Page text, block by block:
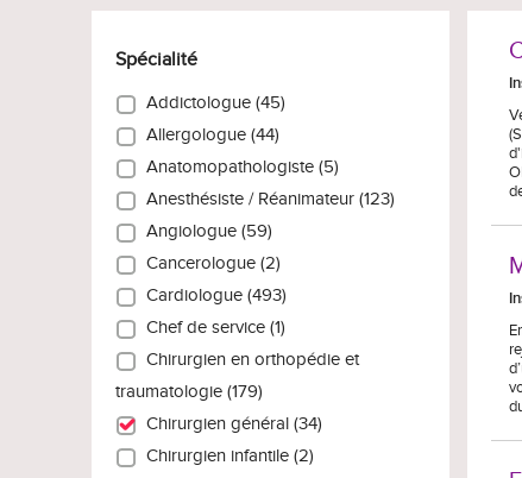
Spécialité
Addictologue (45)
Allergologue (44)
Anatomopathologiste (5)
Anesthésiste / Réanimateur (123)
Angiologue (59)
Cancerologue (2)
Cardiologue (493)
Chef de service (1)
Chirurgien en orthopédie et
traumatologie (179)
Chirurgien général (34)
Chirurgien infantile (2)